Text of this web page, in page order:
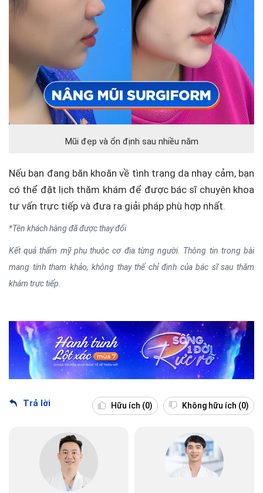
Mũi đẹp và ổn định sau nhiều năm
Nếu bạn đang băn khoăn về tình trạng da nhạy cảm, bạn
có thể đặt lịch thăm khám để được bác sĩ chuyên khoa
tư vấn trực tiếp và đưa ra giải pháp phù hợp nhất.
*Tên khách hàng đã được thay đổi
Kết quả thẩm mỹ phụ thuộc cơ địa từng người. Thông tin trong bài
mang tính tham khảo, không thay thế chỉ định của bác sĩ sau thăm
khám trực tiếp.
Trả lời Hữu ích (0) Không hữu ích (0)